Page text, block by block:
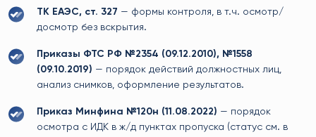
ТК ЕАЭС, ст. 327 — формы контроля, в т.ч. осмотр/
досмотр без вскрытия.
Приказы ФТС РФ №2354 (09.12.2010), №1558
(09.10.2019) — порядок действий должностных лиц,
анализ снимков, оформление результатов.
Приказ Минфина №120н (11.08.2022) — порядок
осмотра с ИДК в ж/д пунктах пропуска (статус см. в